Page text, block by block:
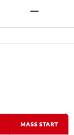
—
MASS START